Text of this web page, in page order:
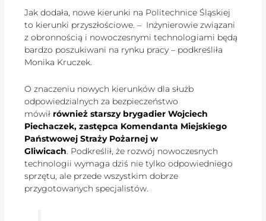
Jak dodała, nowe kierunki na Politechnice Śląskiej
to kierunki przyszłościowe. – Inżynierowie związani
z obronnością i nowoczesnymi technologiami będą
bardzo poszukiwani na rynku pracy – podkreśliła
Monika Kruczek.
O znaczeniu nowych kierunków dla służb
odpowiedzialnych za bezpieczeństwo
mówił również starszy brygadier Wojciech
Piechaczek, zastępca Komendanta Miejskiego
Państwowej Straży Pożarnej w
Gliwicach. Podkreślił, że rozwój nowoczesnych
technologii wymaga dziś nie tylko odpowiedniego
sprzętu, ale przede wszystkim dobrze
przygotowanych specjalistów.